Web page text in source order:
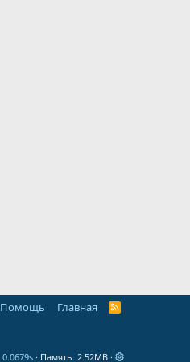
Помощь Главная
R
0.0679s Память 2.52MB